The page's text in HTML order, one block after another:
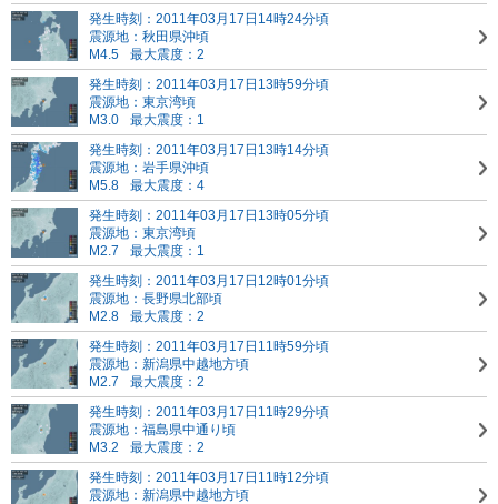
発生時刻：2011年03月17日14時24分頃
震源地：秋田県沖頃
M4.5
最大震度：2
発生時刻：2011年03月17日13時59分頃
震源地：東京湾頃
M3.0
最大震度：1
発生時刻：2011年03月17日13時14分頃
震源地：岩手県沖頃
M5.8
最大震度：4
発生時刻：2011年03月17日13時05分頃
震源地：東京湾頃
M2.7
最大震度：1
発生時刻：2011年03月17日12時01分頃
震源地：長野県北部頃
M2.8
最大震度：2
発生時刻：2011年03月17日11時59分頃
震源地：新潟県中越地方頃
M2.7
最大震度：2
発生時刻：2011年03月17日11時29分頃
震源地：福島県中通り頃
M3.2
最大震度：2
発生時刻：2011年03月17日11時12分頃
震源地：新潟県中越地方頃